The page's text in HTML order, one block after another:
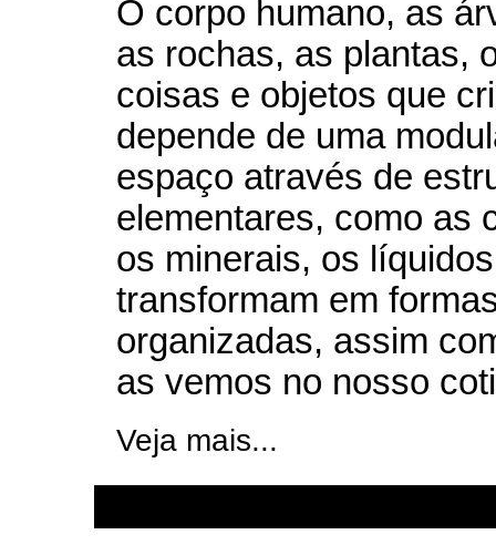
O corpo humano, as
as rochas, as plantas,
coisas e objetos que
depende de uma
espaço através de
elementares, como as
os minerais, os
transformam em
organizadas, assim
as vemos no nosso
Veja mais...